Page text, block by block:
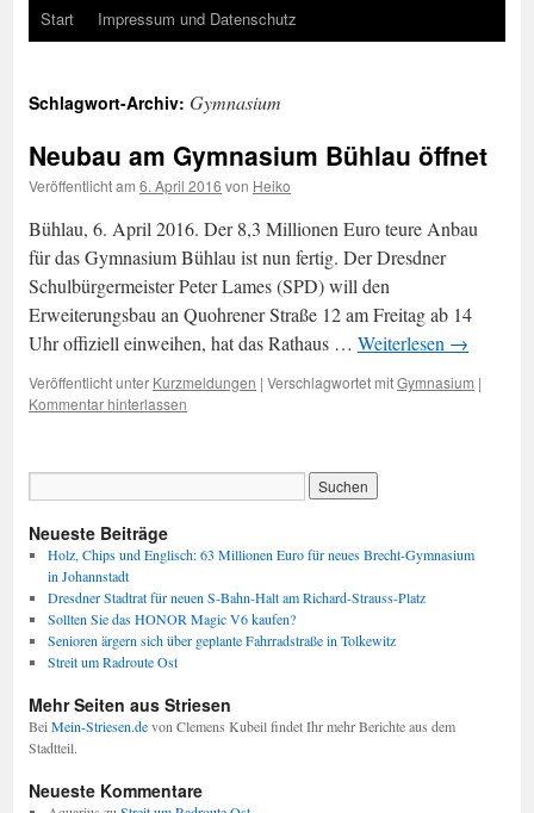
Start Impressum und Datenschutz
Schlagwort-Archiv: Gymnasium
Neubau am Gymnasium Bühlau öffnet
Veröffentlicht am 6. April 2016 von Heiko
Bühlau, 6. April 2016. Der 8,3 Millionen Euro teure Anbau
für das Gymnasium Bühlau ist nun fertig. Der Dresdner
Schulbürgermeister Peter Lames (SPD) will den
Erweiterungsbau an Quohrener Straße 12 am Freitag ab 14
Uhr offiziell einweihen, hat das Rathaus … Weiterlesen →
Veröffentlicht unter Kurzmeldungen | Verschlagwortet mitGymnasium |
Kommentar hinterlassen
Neueste Beiträge
Holz, Chips und Englisch: 63 Millionen Euro für neues Brecht-Gymnasium
in Johannstadt
Dresdner Stadtrat für neuen S-Bahn-Halt am Richard-Strauss-Platz
Sollten Sie das HONOR Magic V6 kaufen?
Senioren ärgern sich über geplante Fahrradstraße in Tolkewitz
Streit um Radroute Ost
Mehr Seiten aus Striesen
Bei Mein-Striesen.devon Clemens Kubeil findet Ihr mehr Berichte aus dem
Stadtteil.
Neueste Kommentare